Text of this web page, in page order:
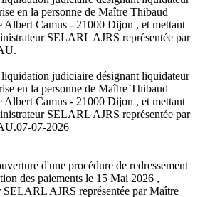
en la personne de Maître Thibaud
Camus - 21000 Dijon , et mettant
SELARL AJRS représentée par
judiciaire désignant liquidateur
en la personne de Maître Thibaud
Camus - 21000 Dijon , et mettant
SELARL AJRS représentée par
07-07-2026
d'une procédure de redressement
des paiements le 15 Mai 2026 ,
SELARL AJRS représentée par Maître